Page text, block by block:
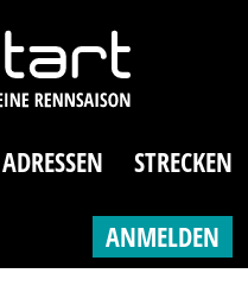
ADRESSEN
STRECKEN
ANMELDEN